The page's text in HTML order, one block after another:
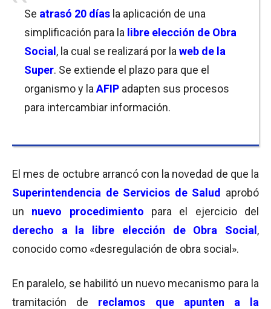
Se atrasó 20 días la aplicación de una
simplificación para la libre elección de Obra
Social , la cual se realizará por la web de la
Super. Se extiende el plazo para que el
organismo y la AFIP adapten sus procesos
para intercambiar información.
El mes de octubre arrancó con la novedad de que la
Superintendencia de Servicios de Salud
aprobó
un nuevo procedimiento para el ejercicio del
derecho a la libre elección de Obra Social ,
conocido como «desregulación de obra social».
En paralelo, se habilitó un nuevo mecanismo para la
tramitación de reclamos que apunten a la